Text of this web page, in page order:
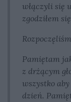
włączyli się
zgodziłem
Pamiętam
z drżącym
wszystko
dzień.